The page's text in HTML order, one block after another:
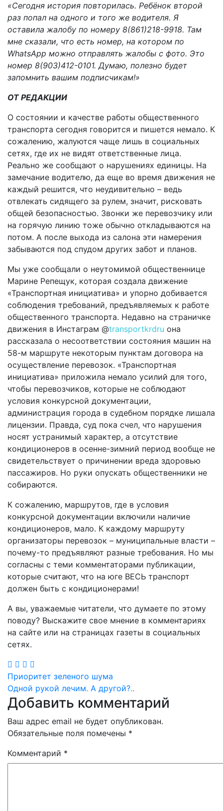
«Сегодня история повторилась. Ребёнок второй
раз попал на одного и того же водителя. Я
оставила жалобу по номеру 8(861)218-9918. Там
мне сказали, что есть номер, на котором по
WhatsApp можно отправлять жалобы с фото. Это
номер 8(903)412-0101. Думаю, полезно будет
запомнить вашим подписчикам!»
ОТ РЕДАКЦИИ
О состоянии и качестве работы общественного
транспорта сегодня говорится и пишется немало. К
сожалению, жалуются чаще лишь в социальных
сетях, где их не видят ответственные лица.
Реально же сообщают о нарушениях единицы. На
замечание водителю, да еще во время движения не
каждый решится, что неудивительно – ведь
отвлекать сидящего за рулем, значит, рисковать
общей безопасностью. Звонки же перевозчику или
на горячую линию тоже обычно откладываются на
потом. А после выхода из салона эти намерения
забываются под спудом других забот и планов.
Мы уже сообщали о неутомимой общественнице
Марине Репещук, которая создала движение
«Транспортная инициатива» и упорно добивается
соблюдения требований, предъявляемых к работе
общественного транспорта. Недавно на страничке
движения в Инстаграм @transportkrdru она
рассказала о несоответствии состояния машин на
58-м маршруте некоторым пунктам договора на
осуществление перевозок. «Транспортная
инициатива» приложила немало усилий для того,
чтобы перевозчиков, которые не соблюдают
условия конкурсной документации,
администрация города в судебном порядке лишала
лицензии. Правда, суд пока счел, что нарушения
носят устранимый характер, а отсутствие
кондиционеров в осенне-зимний период вообще не
свидетельствует о причинении вреда здоровью
пассажиров. Но руки опускать общественники не
собираются.
К сожалению, маршрутов, где в условия
конкурсной документации включили наличие
кондиционеров, мало. К каждому маршруту
организаторы перевозок – муниципальные власти –
почему-то предъявляют разные требования. Но мы
согласны с теми комментаторами публикации,
которые считают, что на юге ВЕСЬ транспорт
должен быть с кондиционерами!
А вы, уважаемые читатели, что думаете по этому
поводу? Выскажите свое мнение в комментариях
на сайте или на страницах газеты в социальных
сетях.
Навигация
по
записям
Приоритет зеленого шума
Одной рукой лечим. А другой?..
Добавить комментарий
Ваш адрес email не будет опубликован.
Обязательные поля помечены *
Комментарий *